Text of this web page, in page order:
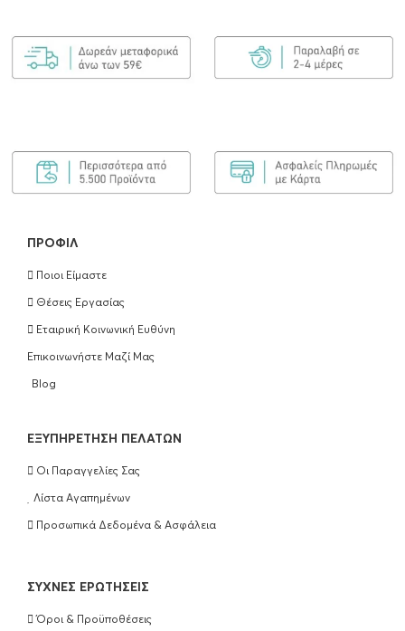
ΠΡΟΦΊΛ
Ποιοι Είμαστε
Θέσεις Εργασίας
Εταιρική Κοινωνική Ευθύνη
Επικοινωνήστε Μαζί Μας
Blog
EΞΥΠΗΡΈΤΗΣΗ ΠΕΛΑΤΏΝ
Οι Παραγγελίες Σας
Λίστα Αγαπημένων
Προσωπικά Δεδομένα & Ασφάλεια
ΣΥΧΝΈΣ ΕΡΩΤΉΣΕΙΣ
Όροι & Προϋποθέσεις